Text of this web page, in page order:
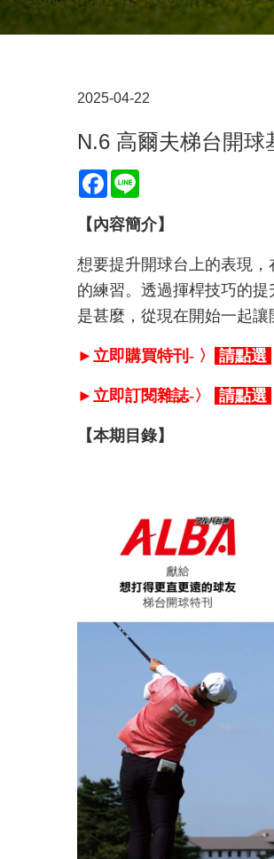
2025-04-22
N.6 高爾夫梯台開球
Facebook
【內容簡介】
想要提升開球台上的表現
的練習。透過揮桿技巧的
是甚麼，從現在開始一起讓
►立即購買特刊- 〉 請點選
►立即訂閱雜誌-〉 請點選
【本期目錄】